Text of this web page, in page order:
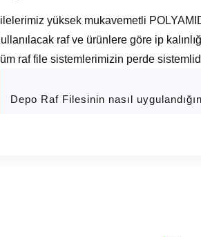
yüksek mukavemetli
raf ve ürünlere göre ip
raf file sistemlerimizin perde
Depo Raf Filesinin nasıl